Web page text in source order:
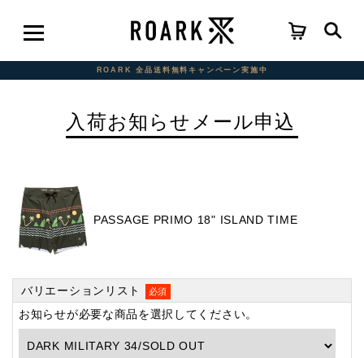
ROARK 全品送料無料キャンペーン実施中
入荷お知らせメール申込
PASSAGE PRIMO 18" ISLAND TIME
バリエーションリスト 必須
お知らせが必要な商品を選択してください。